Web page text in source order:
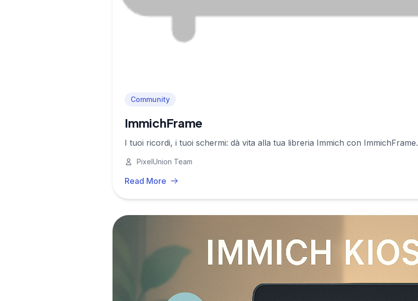
Community
ImmichFrame
I tuoi ricordi, i tuoi schermi: dà vita alla tua libreria Immich con ImmichFrame.
PixelUnion Team
Read More